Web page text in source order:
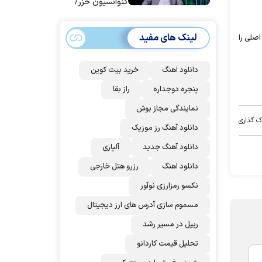
را
گذاری
می‌شود؟!
لینک های مفید
دانلود اهنگ
خرید بیت کوین
پنجره دوجداره
راز بقا
نمایندگی مجاز بوش
دانلود آهنگ رز‌ موزیک
دانلود آهنگ جدید
آلپاری
دانلود اهنگ
رزرو هتل خارجی
نکسو رمزارزی نوآور
مسموم سازی آدرس های ارز دیجیتال
ریپل در مسیر رشد
تحلیل قیمت کاردانو